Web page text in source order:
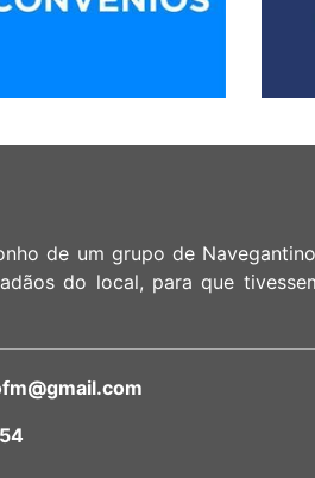
de um grupo de
do local, para que